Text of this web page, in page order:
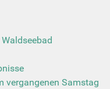
vergangenen Samstag